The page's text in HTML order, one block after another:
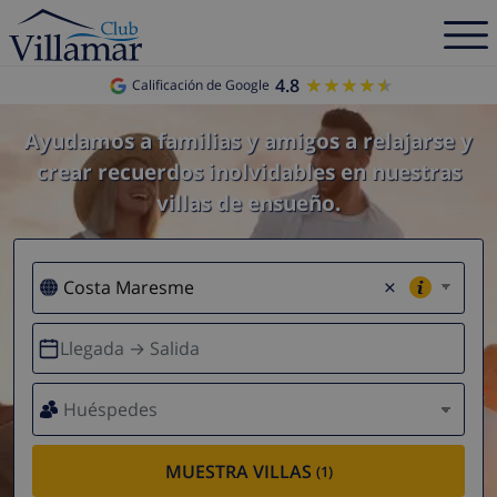
Calificación de Google 4.8 ★★★★★
★★★★★
Ayudamos a familias y amigos a relajarse y
crear recuerdos inolvidables en nuestras
villas de ensueño.
×
Llegada → Salida
Huéspedes
MUESTRA VILLAS (1)